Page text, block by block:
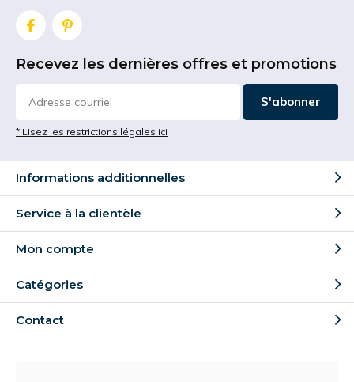
Recevez les dernières offres et promotions
S'abonner
* Lisez les restrictions légales ici
Informations additionnelles
Service à la clientèle
Mon compte
Catégories
Contact